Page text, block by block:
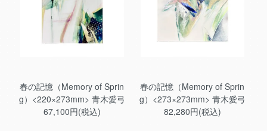
春の記憶（Memory of Sprin
g）<220×273mm> 青木愛弓
67,100円(税込)
春の記憶（Memory of Sprin
g）<273×273mm> 青木愛弓
82,280円(税込)